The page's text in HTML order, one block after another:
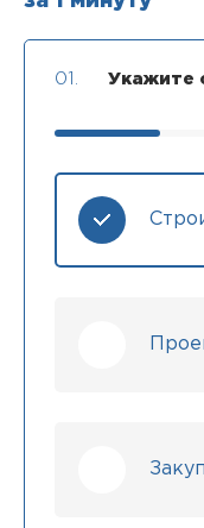
01. Укажите